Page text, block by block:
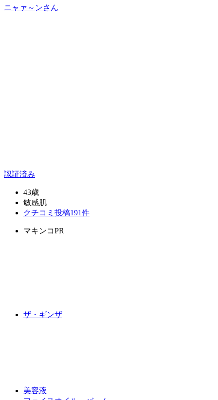
ニャァ～ンさん
認証済み
43歳
敏感肌
クチコミ投稿191件
マキンコPR
ザ・ギンザ
美容液